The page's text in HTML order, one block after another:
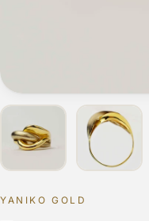
YANIKO GOLD